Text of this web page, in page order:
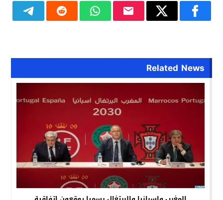
Related News